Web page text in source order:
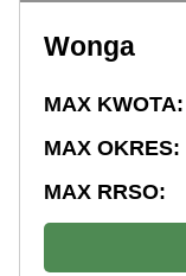
Wonga
MAX KWOTA:
MAX OKRES:
MAX RRSO: